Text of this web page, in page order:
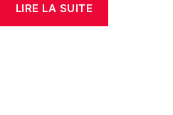
LIRE LA SUITE